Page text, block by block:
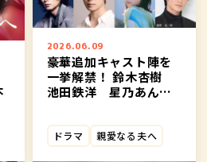
2026.06.09
豪華追加キャスト陣を
一挙解禁！ 鈴木杏樹
池田鉄洋 星乃あん
人 有澤樟太郎 日比
美思 岐洲匠 の出演が
決定！
ドラマ 親愛なる夫へ